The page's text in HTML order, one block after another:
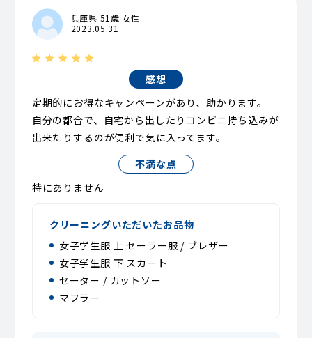
兵庫県 51歳 女性
2023.05.31
感想
定期的にお得なキャンペーンがあり、助かります。
自分の都合で、自宅から出したりコンビニ持ち込みが
出来たりするのが便利で気に入ってます。
不満な点
特にありません
クリーニングいただいたお品物
女子学生服 上 セーラー服 / ブレザー
女子学生服 下 スカート
セーター / カットソー
マフラー